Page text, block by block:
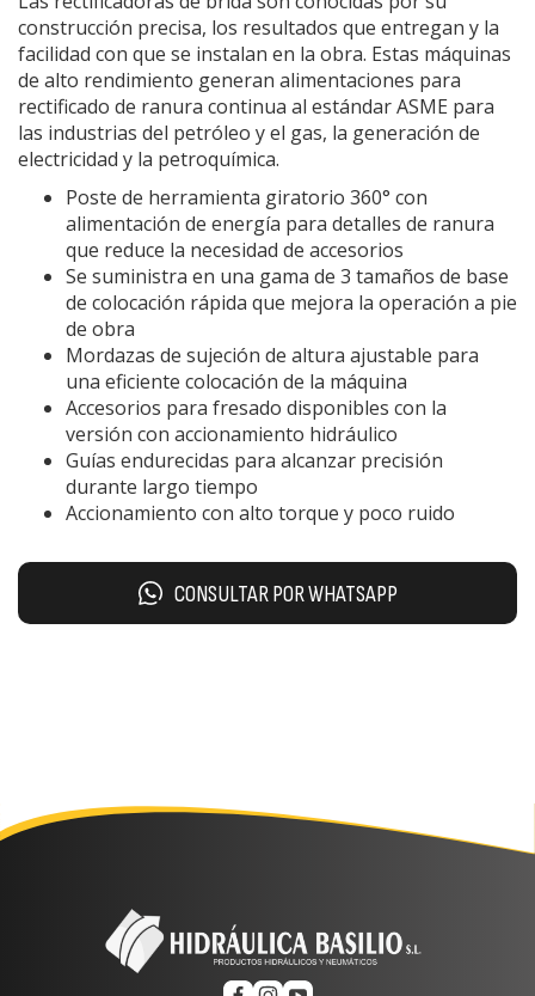
construcción precisa, los resultados que entregan y la
facilidad con que se instalan en la obra. Estas máquinas
de alto rendimiento generan alimentaciones para
rectificado de ranura continua al estándar ASME para
las industrias del petróleo y el gas, la generación de
electricidad y la petroquímica.
Poste de herramienta giratorio 360° con
alimentación de energía para detalles de ranura
que reduce la necesidad de accesorios
Se suministra en una gama de 3 tamaños de base
de colocación rápida que mejora la operación a pie
de obra
Mordazas de sujeción de altura ajustable para
una eficiente colocación de la máquina
Accesorios para fresado disponibles con la
versión con accionamiento hidráulico
Guías endurecidas para alcanzar precisión
durante largo tiempo
Accionamiento con alto torque y poco ruido
CONSULTAR POR WHATSAPP